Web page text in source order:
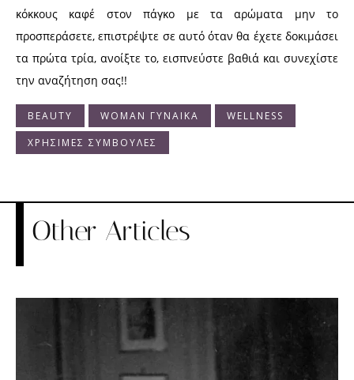
κόκκους καφέ στον πάγκο με τα αρώματα μην το
προσπεράσετε, επιστρέψτε σε αυτό όταν θα έχετε δοκιμάσει
τα πρώτα τρία, ανοίξτε το, εισπνεύστε βαθιά και συνεχίστε
την αναζήτηση σας!!
BEAUTY WOMAN ΓΥΝΑΙΚΑ
WELLNESS
ΧΡΗΣΙΜΕΣ ΣΥΜΒΟΥΛΕΣ
Other Articles